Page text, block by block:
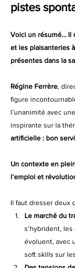
pistes
Voici un résumé… Il
et les plaisanteries
présentes dans la
Régine Ferrère,
figure
l’unanimité avec
inspirante sur la
artificielle : bon
Un contexte en
l’emploi et
Il faut dresser deux
Le marché du
s’hybrident,
évoluent, avec
soft skills sur